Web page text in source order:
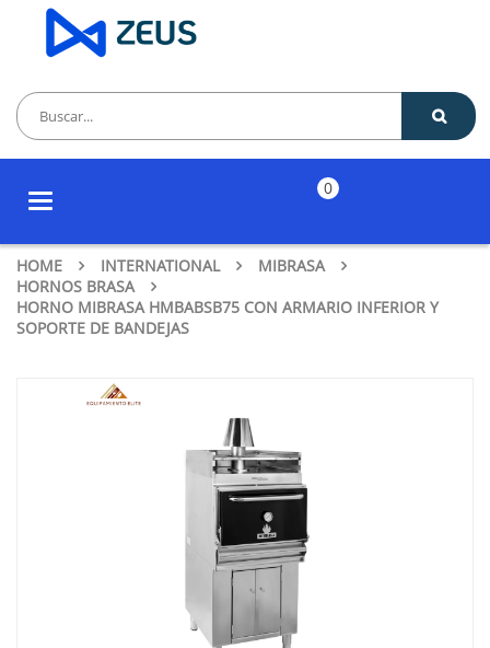
Toggle
0
HOME INTERNATIONAL
MIBRASA
HORNOS BRASA
HORNO MIBRASA HMBABSB75 CON ARMARIO INFERIOR Y
SOPORTE DE BANDEJAS